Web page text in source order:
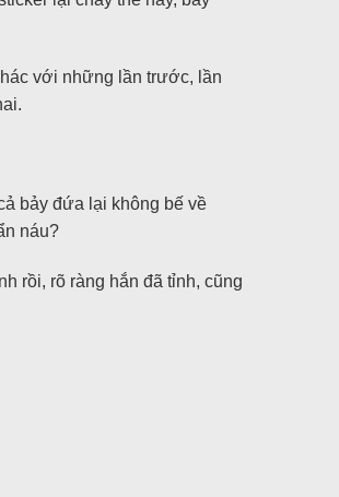
với những lần trước, lần
bảy đứa lại không bế về
náu?
rồi, rõ ràng hắn đã tỉnh, cũng